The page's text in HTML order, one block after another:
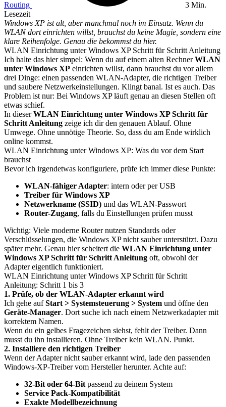
Routing
3 Min.
Lesezeit
Windows XP ist alt, aber manchmal noch im Einsatz. Wenn du
WLAN dort einrichten willst, brauchst du keine Magie, sondern eine
klare Reihenfolge. Genau die bekommst du hier.
WLAN Einrichtung unter Windows XP Schritt für Schritt Anleitung
Ich halte das hier simpel: Wenn du auf einem alten RechnerWLAN
unter Windows XP einrichten willst, dann brauchst du vor allem
drei Dinge: einen passenden WLAN-Adapter, die richtigen Treiber
und saubere Netzwerkeinstellungen. Klingt banal. Ist es auch. Das
Problem ist nur: Bei Windows XP läuft genau an diesen Stellen oft
etwas schief.
In dieserWLAN Einrichtung unter Windows XP Schritt für
Schritt Anleitung zeige ich dir den genauen Ablauf. Ohne
Umwege. Ohne unnötige Theorie. So, dass du am Ende wirklich
online kommst.
WLAN Einrichtung unter Windows XP: Was du vor dem Start
brauchst
Bevor ich irgendetwas konfiguriere, prüfe ich immer diese Punkte:
WLAN-fähiger Adapter: intern oder per USB
Treiber für Windows XP
Netzwerkname (SSID) und das WLAN-Passwort
Router-Zugang, falls du Einstellungen prüfen musst
Wichtig: Viele moderne Router nutzen Standards oder
Verschlüsselungen, die Windows XP nicht sauber unterstützt. Dazu
später mehr. Genau hier scheitert die WLAN Einrichtung unter
Windows XP Schritt für Schritt Anleitung oft, obwohl der
Adapter eigentlich funktioniert.
WLAN Einrichtung unter Windows XP Schritt für Schritt
Anleitung: Schritt 1 bis 3
1. Prüfe, ob der WLAN-Adapter erkannt wird
Ich gehe aufStart > Systemsteuerung > System und öffne den
Geräte-Manager. Dort suche ich nach einem Netzwerkadapter mit
korrektem Namen.
Wenn du ein gelbes Fragezeichen siehst, fehlt der Treiber. Dann
musst du ihn installieren. Ohne Treiber kein WLAN. Punkt.
2. Installiere den richtigen Treiber
Wenn der Adapter nicht sauber erkannt wird, lade den passenden
Windows-XP-Treiber vom Hersteller herunter. Achte auf:
32-Bit oder 64-Bit passend zu deinem System
Service Pack-Kompatibilität
Exakte Modellbezeichnung